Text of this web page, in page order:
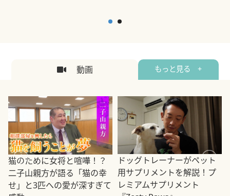
動画 もっと見る +
猫のために女将と喧嘩！？
二子山親方が語る「猫の幸
せ」と3匹への愛が深すぎて
ドッグトレーナーがペット
用サプリメントを解説！プ
レミアムサプリメント